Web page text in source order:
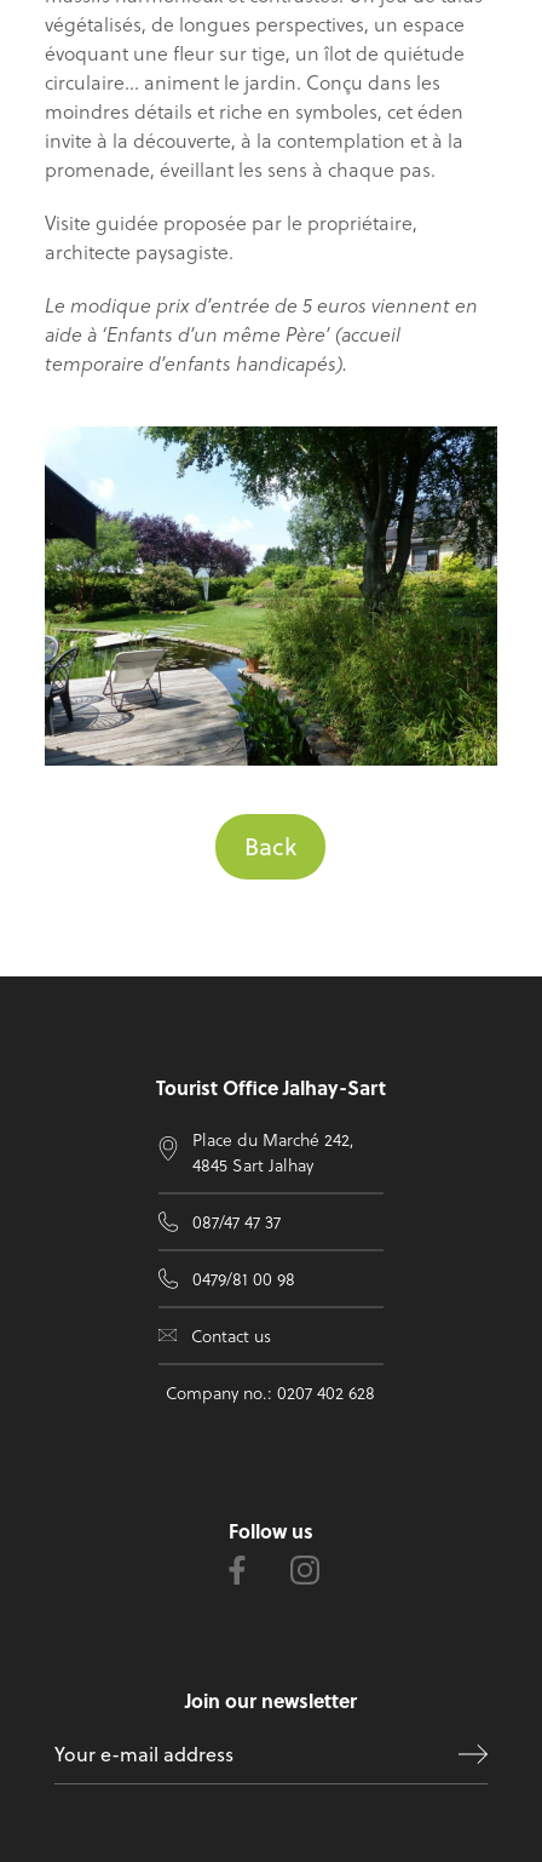
végétalisés, de longues perspectives, un espace
évoquant une fleur sur tige, un îlot de quiétude
circulaire… animent le jardin. Conçu dans les
moindres détails et riche en symboles, cet éden
invite à la découverte, à la contemplation et à la
promenade, éveillant les sens à chaque pas.
Visite guidée proposée par le propriétaire,
architecte paysagiste.
Le modique prix d’entrée de 5 euros viennent en
aide à ‘Enfants d’un même Père’ (accueil
temporaire d’enfants handicapés).
Back
Tourist Office Jalhay-Sart
Place du Marché 242,
4845 Sart Jalhay
087/47 47 37
0479/81 00 98
Contact us
Company no.: 0207 402 628
Follow us
Join our newsletter